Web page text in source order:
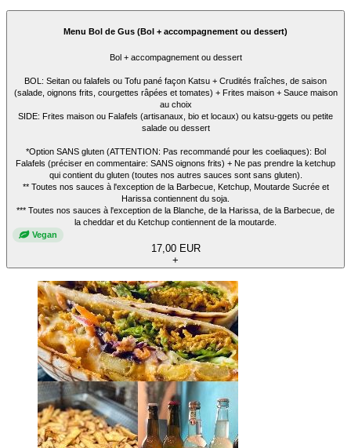
Menu Bol de Gus (Bol + accompagnement ou dessert)
Bol + accompagnement ou dessert
BOL: Seitan ou falafels ou Tofu pané façon Katsu + Crudités fraîches, de saison
(salade, oignons frits, courgettes râpées et tomates) + Frites maison + Sauce maison
au choix
SIDE: Frites maison ou Falafels (artisanaux, bio et locaux) ou katsu-ggets ou petite
salade ou dessert
*Option SANS gluten (ATTENTION: Pas recommandé pour les coeliaques): Bol
Falafels (préciser en commentaire: SANS oignons frits) + Ne pas prendre la ketchup
qui contient du gluten (toutes nos autres sauces sont sans gluten).
** Toutes nos sauces à l'exception de la Barbecue, Ketchup, Moutarde Sucrée et
Harissa contiennent du soja.
*** Toutes nos sauces à l'exception de la Blanche, de la Harissa, de la Barbecue, de
la cheddar et du Ketchup contiennent de la moutarde.
Vegan
17,00 EUR
+